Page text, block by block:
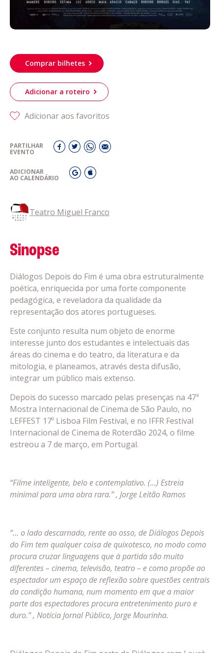
Comprar bilhetes
Adicionar a roteiro
Adicionar aos favoritos
PARTILHAR
EVENTO
ADICIONAR
AO CALENDÁRIO
Teatro Miguel Franco
Sinopse
Diálogos Depois do Fim é uma obra estruturalmente
poética, enriquecida por uma forte componente
pedagógica, e reveladora da qualidade da
representação dos atores portugueses.
Este conjunto resulta num objeto de enorme
interesse junto dos estudantes e intelectuais das
áreas do cinema e do teatro, da literatura e da
mitologia, e planeamos, através desta difusão,
integrar um público mais extenso.
Depois do sucesso marcado pelas presenças na 47ª
Mostra Internacional de Cinema de São Paulo, no
LEFFEST 17º Lisboa Film Festival, e no IFFR Festival
Internacional de Cinema de Roterdão 2024, o filme
estreou a 7 de março, em Portugal.
“Filme inteligente, belo e contemplativo. (…) Estreia
minimal para uma obra rara.” , Jorge Leitão Ramos
“… o lado descarnado, rente ao osso, de Diálogos Depois
do Fim tem qualquer coisa de quixotesco, no modo como
procura cruzar linguagens que à partida são muito
diferentes – cinema, televisão, teatro – e como propõe ao
espectador um espaço de reflexão sobre questões centrais
da condição humana, num momento em que a maior
parte dos espectadores procura entretenimento puro e
duro.” , Notícia Jornal Público, Jorge Mourinha.